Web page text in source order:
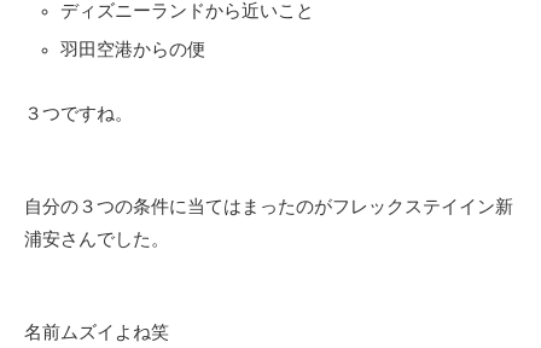
ディズニーランドから近いこと
羽田空港からの便
３つですね。
自分の３つの条件に当てはまったのがフレックステイイン新
浦安さんでした。
名前ムズイよね笑